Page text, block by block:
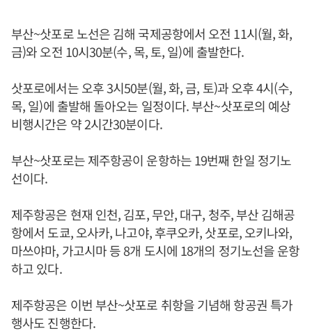
부산~삿포로 노선은 김해 국제공항에서 오전 11시(월, 화,
금)와 오전 10시30분(수, 목, 토, 일)에 출발한다.
삿포로에서는 오후 3시50분(월, 화, 금, 토)과 오후 4시(수,
목, 일)에 출발해 돌아오는 일정이다. 부산~삿포로의 예상
비행시간은 약 2시간30분이다.
부산~삿포로는 제주항공이 운항하는 19번째 한일 정기노
선이다.
제주항공은 현재 인천, 김포, 무안, 대구, 청주, 부산 김해공
항에서 도쿄, 오사카, 나고야, 후쿠오카, 삿포로, 오키나와,
마쓰야마, 가고시마 등 8개 도시에 18개의 정기노선을 운항
하고 있다.
제주항공은 이번 부산~삿포로 취항을 기념해 항공권 특가
행사도 진행한다.